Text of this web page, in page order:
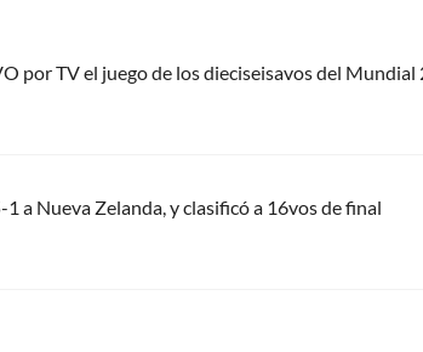
por TV el juego de los dieciseisavos del Mundial
a Nueva Zelanda, y clasificó a 16vos de final